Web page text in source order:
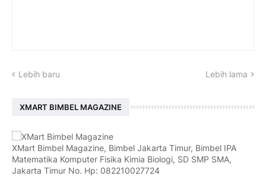
Lebih baru Lebih lama
XMART BIMBEL MAGAZINE
XMart Bimbel Magazine, Bimbel Jakarta Timur, Bimbel IPA
Matematika Komputer Fisika Kimia Biologi, SD SMP SMA,
Jakarta Timur No. Hp: 082210027724